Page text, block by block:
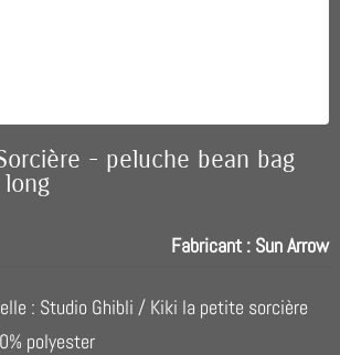
- peluche bean bag
Fabricant : Sun Arrow
: Studio Ghibli / Kiki la petite sorcière
polyester